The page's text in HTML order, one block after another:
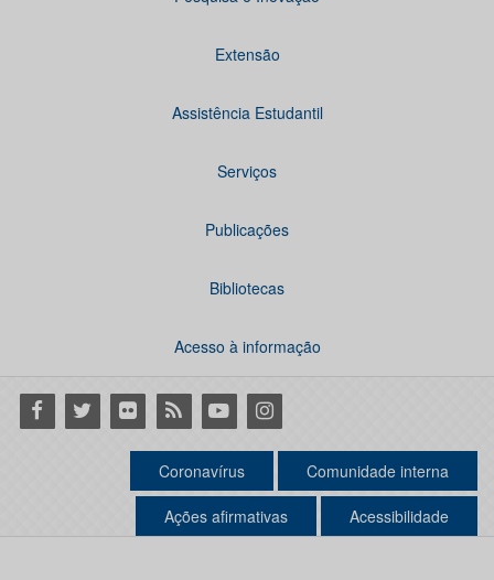
Extensão
Assistência Estudantil
Serviços
Publicações
Bibliotecas
Acesso à informação
Facebook
Twitter Flickr RSS YoutubeInstagram
Coronavírus Comunidade interna
Ações afirmativas Acessibilidade